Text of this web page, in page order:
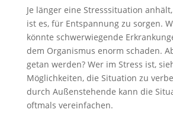
Je länger eine Stresssituation
ist es, für Entspannung zu sorgen.
könnte schwerwiegende
dem Organismus enorm schaden.
getan werden? Wer im Stress ist,
Möglichkeiten, die Situation zu
durch Außenstehende kann die
oftmals vereinfachen.